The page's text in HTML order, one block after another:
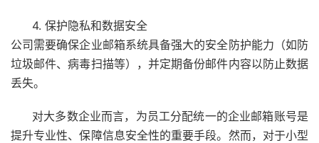
4. 保护隐私和数据安全
公司需要确保企业邮箱系统具备强大的安全防护能力（如防
垃圾邮件、病毒扫描等），并定期备份邮件内容以防止数据
丢失。
对大多数企业而言，为员工分配统一的企业邮箱账号是
提升专业性、保障信息安全性的重要手段。然而，对于小型